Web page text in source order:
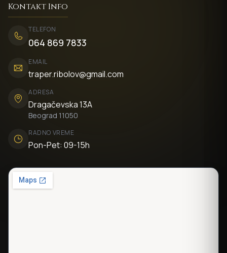
Kontakt Info
TELEFON
064 869 7833
EMAIL
traper.ribolov@gmail.com
ADRESA
Dragačevska 13A
Beograd 11050
RADNO VREME
Pon-Pet: 09-15h